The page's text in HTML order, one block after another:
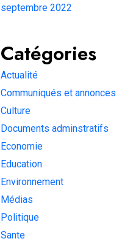
septembre 2022
Catégories
Actualité
Communiqués et annonces
Culture
Documents adminstratifs
Economie
Education
Environnement
Médias
Politique
Sante